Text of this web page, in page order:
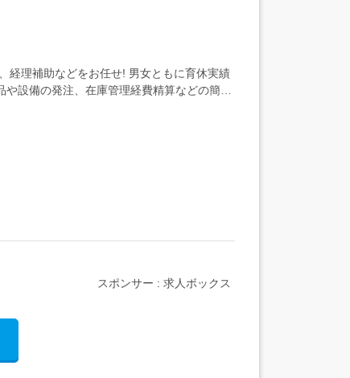
経理補助などをお任せ! 男女ともに育休実績
設備の発注、在庫管理経費精算などの簡単
スポンサー : 求人ボックス